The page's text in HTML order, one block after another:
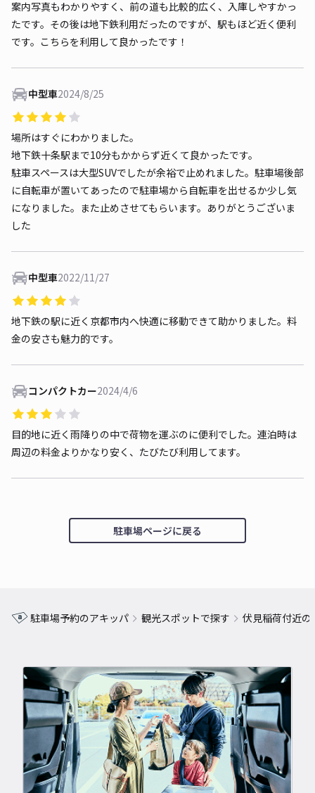
案内写真もわかりやすく、前の道も比較的広く、入庫しやすかっ
たです。その後は地下鉄利用だったのですが、駅もほど近く便利
です。こちらを利用して良かったです！
中型車2024/8/25
場所はすぐにわかりました。
地下鉄十条駅まで10分もかからず近くて良かったです。
駐車スペースは大型SUVでしたが余裕で止めれました。駐車場後部
に自転車が置いてあったので駐車場から自転車を出せるか少し気
になりました。また止めさせてもらいます。ありがとうございま
した
中型車2022/11/27
地下鉄の駅に近く京都市内へ快適に移動できて助かりました。料
金の安さも魅力的です。
コンパクトカー2024/4/6
目的地に近く雨降りの中で荷物を運ぶのに便利でした。連泊時は
周辺の料金よりかなり安く、たびたび利用してます。
駐車場ページに戻る
駐車場予約のアキッパ 観光スポットで探す 伏見稲荷付近の